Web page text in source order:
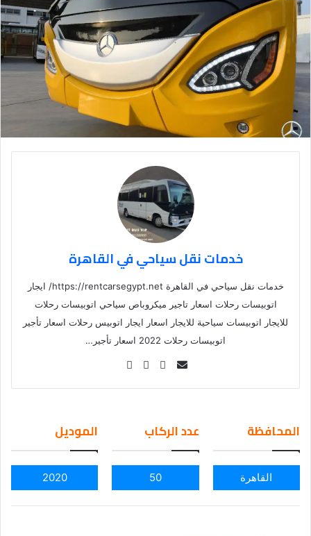
خدمات نقل سياحي في القاهرة
خدمات نقل سياحي في القاهرة https://rentcarsegypt.net/ ايجار
اتوبيسات رحلات اسعار تاجير ميكروباص سياحي اتوبيسات رحلات
للايجار اتوبيسات سياحية للايجار اسعار ايجار اتوبيس رحلات اسعار تأجير
اتوبيسات رحلات 2022 اسعار تأجير…
Se
ail
المحافظة
القاهرة
عدد الركاب
50
الموديل
2020